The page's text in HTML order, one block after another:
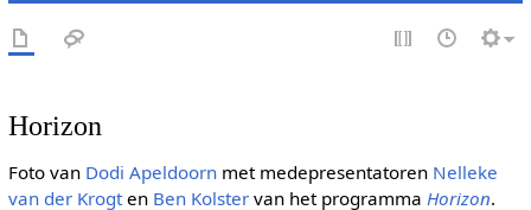
Horizon
Foto van Dodi Apeldoornmet medepresentatoren Nelleke
van der Krogten Ben Kolstervan het programma Horizon.